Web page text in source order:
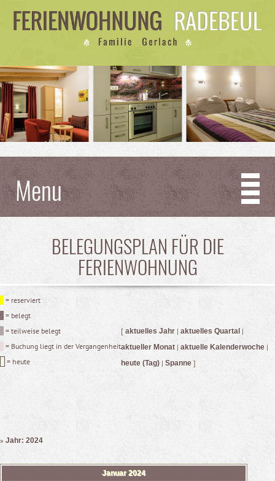
Menu
BELEGUNGSPLAN FÜR DIE
FERIENWOHNUNG
= reserviert
= belegt
= teilweise belegt
= Buchung liegt in der Vergangenheit
= heute
[ aktuelles Jahr | aktuelles Quartal |
aktueller Monat | aktuelle Kalenderwoche |
heute (Tag) | Spanne ]
» Jahr: 2024
Januar 2024